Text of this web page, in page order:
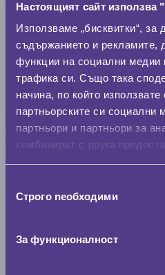
Настоящият сайт използва
Използваме „бисквитки“, за
съдържанието и рекламите,
функции на социални медии
трафика си. Също така
начина, по който използвате
партньорските си социални
партньори и партньори за
комбинират с друга
наСтрого nеобходими
За функционалност
Модел
Покажи